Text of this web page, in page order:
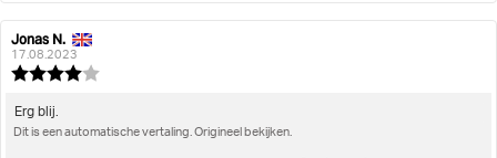
Auteur
van
deze
beoordeling:
Jonas N.
17.08.2023
Beoordelingstekst:
Erg blij.
Dit is een automatische vertaling. Origineel bekijken.